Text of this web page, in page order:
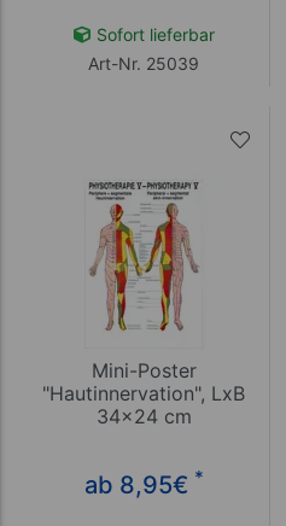
Sofort lieferbar
Art-Nr. 25039
Mini-Poster
"Hautinnervation", LxB
34x24 cm
ab 8,95€ *